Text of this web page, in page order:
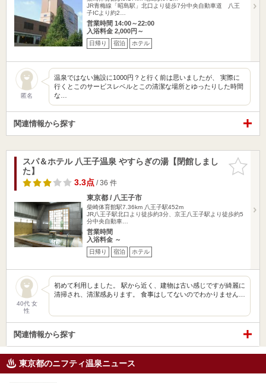
JR青梅線「昭島駅」北口より徒歩7分中央自動車道 八王
子ICより約2…
営業時間 14:00～22:00
入浴料金 2,000円～
日帰り 宿泊 ホテル
匿名
温泉ではない施設に1000円？と行く前は思いましたが、 実際に
行くとこのサービスレベルとこの清潔な場所とゆったりした時間
な…
関連情報から探す
お気に入
りに追加
スパ＆ホテル 八王子温泉 やすらぎの湯【閉館しまし
た】
3.3点/ 36 件
東京都 / 八王子市
柴崎体育館駅7.36km 八王子駅452m
JR八王子駅北口より徒歩約3分、京王八王子駅より徒歩約5
分中央自動車…
営業時間
入浴料金 ～
日帰り 宿泊 ホテル
40代 女
性
初めて利用しました。 駅から近く、建物は古い感じですが綺麗に
清掃され、清潔感あります。 食事はしてないのでわかりません…
関連情報から探す
東京都のニフティ温泉ニュース